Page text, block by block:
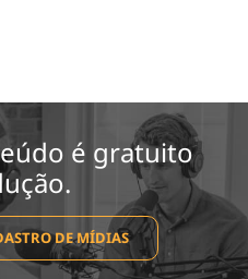
é gratuito
DE MÍDIAS